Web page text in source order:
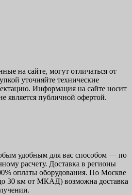
на сайте, могут отличаться от
уточняйте технические
Информация на сайте носит
является публичной офертой.
удобным для вас способом — по
расчету. Доставка в регионы
оплаты оборудования. По Москве
30 км от МКАД) возможна доставка